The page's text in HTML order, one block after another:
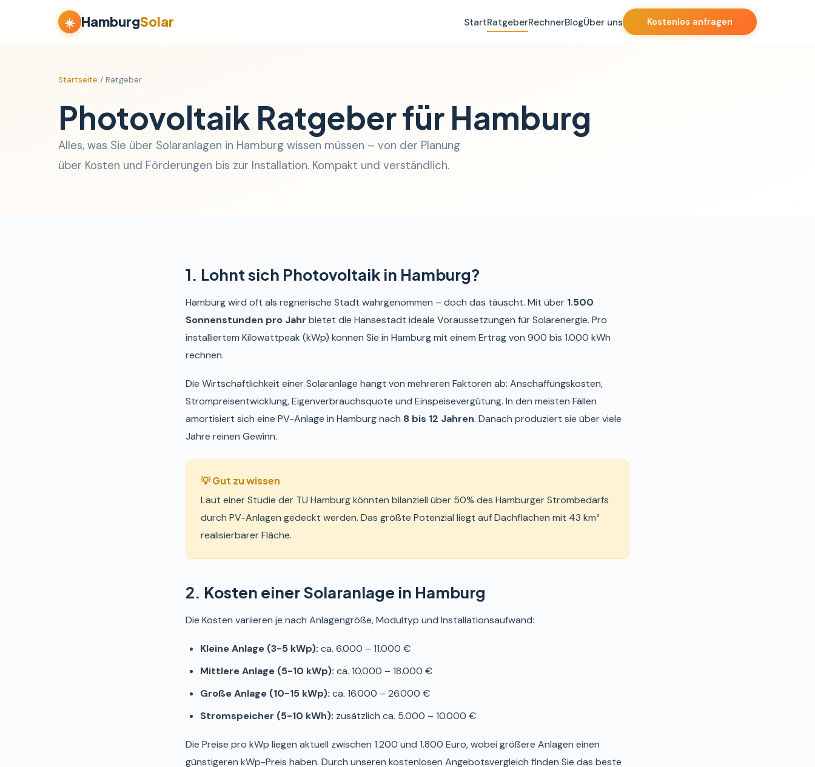
☀️ HamburgSolar StartRatgeberRechnerBlogÜber uns Kostenlos anfragen
Startseite / Ratgeber
Photovoltaik Ratgeber für Hamburg
Alles, was Sie über Solaranlagen in Hamburg wissen müssen – von der Planung
über Kosten und Förderungen bis zur Installation. Kompakt und verständlich.
1. Lohnt sich Photovoltaik in Hamburg?
Hamburg wird oft als regnerische Stadt wahrgenommen – doch das täuscht. Mit über 1.500
Sonnenstunden pro Jahr bietet die Hansestadt ideale Voraussetzungen für Solarenergie. Pro
installiertem Kilowattpeak (kWp) können Sie in Hamburg mit einem Ertrag von 900 bis 1.000 kWh
rechnen.
Die Wirtschaftlichkeit einer Solaranlage hängt von mehreren Faktoren ab: Anschaffungskosten,
Strompreisentwicklung, Eigenverbrauchsquote und Einspeisevergütung. In den meisten Fällen
amortisiert sich eine PV-Anlage in Hamburg nach 8 bis 12 Jahren. Danach produziert sie über viele
Jahre reinen Gewinn.
💡 Gut zu wissen
Laut einer Studie der TU Hamburg könnten bilanziell über 50% des Hamburger Strombedarfs
durch PV-Anlagen gedeckt werden. Das größte Potenzial liegt auf Dachflächen mit 43 km²
realisierbarer Fläche.
2. Kosten einer Solaranlage in Hamburg
Die Kosten variieren je nach Anlagengröße, Modultyp und Installationsaufwand:
Kleine Anlage (3-5 kWp): ca. 6.000 – 11.000 €
Mittlere Anlage (5-10 kWp): ca. 10.000 – 18.000 €
Große Anlage (10-15 kWp): ca. 16.000 – 26.000 €
Stromspeicher (5-10 kWh): zusätzlich ca. 5.000 – 10.000 €
Die Preise pro kWp liegen aktuell zwischen 1.200 und 1.800 Euro, wobei größere Anlagen einen
günstigeren kWp-Preis haben. Durch unseren kostenlosen Angebotsvergleich finden Sie das beste